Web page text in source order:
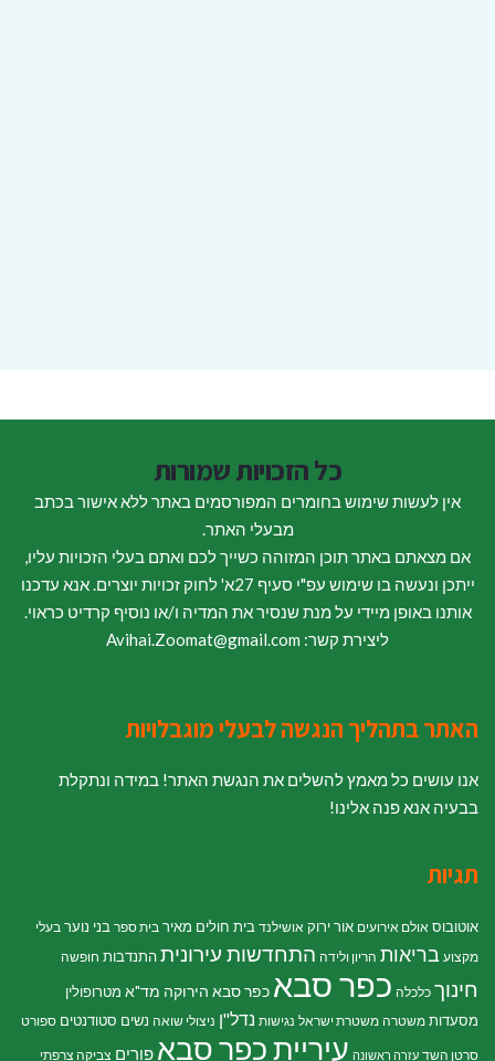
כל הזכויות שמורות
אין לעשות שימוש בחומרים המפורסמים באתר ללא אישור בכתב
מבעלי האתר.
אם מצאתם באתר תוכן המזוהה כשייך לכם ואתם בעלי הזכויות עליו,
ייתכן ונעשה בו שימוש עפ"י סעיף 27א' לחוק זכויות יוצרים. אנא עדכנו
אותנו באופן מיידי על מנת שנסיר את המדיה ו/או נוסיף קרדיט כראוי.
ליצירת קשר: Avihai.Zoomat@gmail.com
האתר בתהליך הנגשה לבעלי מוגבלויות
אנו עושים כל מאמץ להשלים את הנגשת האתר! במידה ונתקלת
בבעיה אנא פנה אלינו!
תגיות
אוטובוס אולם אירועים אור ירוק אושילנד בית חולים מאיר בית ספר בני נוער בעלי
מקצוע בריאות הריון ולידה התחדשות עירוניתהתנדבות חופשה
חינוך כלכלה כפר סבא כפר סבא הירוקה מד"א מטרופולין
מסעדות משטרה משטרת ישראל נגישות נדל"ן ניצולי שואה נשים סטודנטים ספורט
סרטן השד עזרה ראשונה עיריית כפר סבא פורים צביקה צרפתי